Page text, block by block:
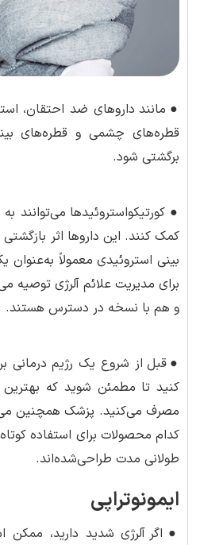
● مانند داروهای ضد احتقان،
قطره‌های چشمی و قطره‌های
برگشتی شود.
● کورتیکواستروئیدها می‌توانند
کمک کنند. این داروها اثر
بینی استروئیدی معمولاً
برای مدیریت علائم آلرژی
و هم با نسخه در دسترس هستند.
●قبل از شروع یک رژیم درمانی
کنید تا مطمئن شوید که بهترین
مصرف می‌کنید. پزشک همچنین
کدام محصولات برای استفاده
طولانی مدت طراحی‌شده‌اند.
ایمونوتراپی
● اگر آلرژی شدید دارید، ممکن